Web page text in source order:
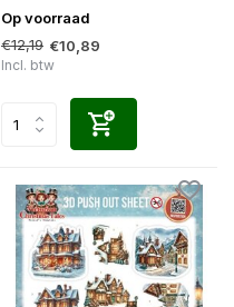
Op voorraad
€12,19 €10,89
Incl. btw